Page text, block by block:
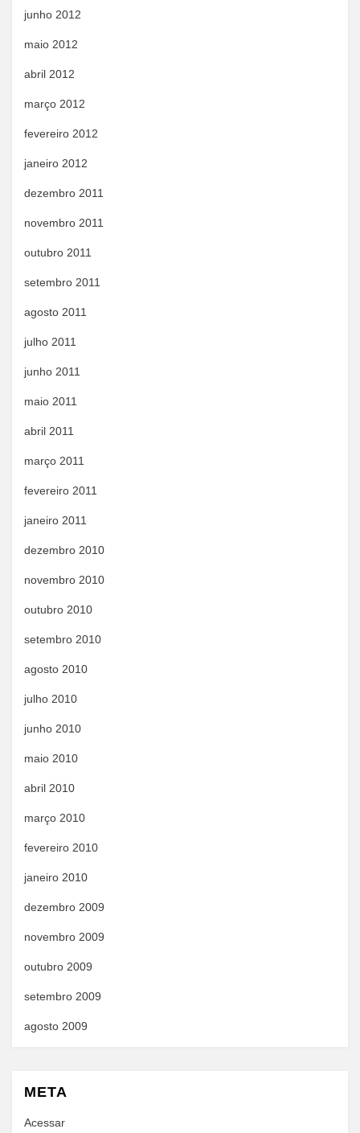
junho 2012
maio 2012
abril 2012
março 2012
fevereiro 2012
janeiro 2012
dezembro 2011
novembro 2011
outubro 2011
setembro 2011
agosto 2011
julho 2011
junho 2011
maio 2011
abril 2011
março 2011
fevereiro 2011
janeiro 2011
dezembro 2010
novembro 2010
outubro 2010
setembro 2010
agosto 2010
julho 2010
junho 2010
maio 2010
abril 2010
março 2010
fevereiro 2010
janeiro 2010
dezembro 2009
novembro 2009
outubro 2009
setembro 2009
agosto 2009
META
Acessar